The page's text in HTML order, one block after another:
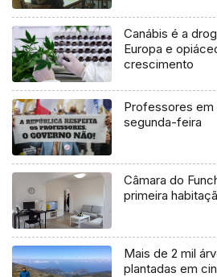
Canábis é a
Europa e
crescimento
Professores em
segunda-feira
Câmara do
primeira
Mais de 2 mil
plantadas em